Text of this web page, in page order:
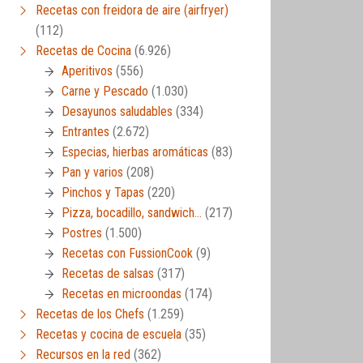
Recetas con freidora de aire (airfryer)
(112)
Recetas de Cocina (6.926)
Aperitivos (556)
Carne y Pescado (1.030)
Desayunos saludables (334)
Entrantes (2.672)
Especias, hierbas aromáticas (83)
Pan y varios (208)
Pinchos y Tapas (220)
Pizza, bocadillo, sandwich… (217)
Postres (1.500)
Recetas con FussionCook (9)
Recetas de salsas (317)
Recetas en microondas (174)
Recetas de los Chefs (1.259)
Recetas y cocina de escuela (35)
Recursos en la red (362)